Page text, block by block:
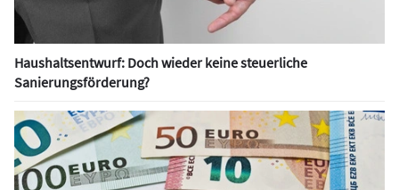
Haushaltsentwurf: Doch wieder keine steuerliche
Sanierungsförderung?